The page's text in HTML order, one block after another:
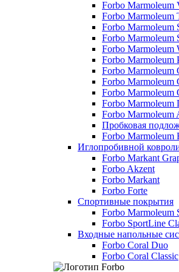
Forbo Marmoleum
Forbo Marmoleum
Forbo Marmoleum
Forbo Marmoleum
Forbo Marmoleum
Forbo Marmoleum
Forbo Marmoleum
Forbo Marmoleum
Forbo Marmoleum
Forbo Marmoleum
Forbo Marmoleum
Пробковая
Forbo Marmoleum
Иглопробивной
Forbo Markant
Forbo Akzent
Forbo Markant
Forbo Forte
Спортивные покрытия
Forbo Marmoleum
Forbo SportLine
Входные напольные
Forbo Coral Duo
Forbo Coral Classic